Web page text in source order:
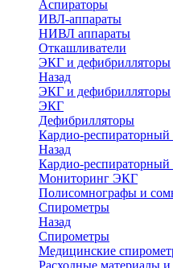
Аспираторы
ИВЛ-аппараты
НИВЛ аппараты
Откашливатели
ЭКГ и дефибрилляторы
Назад
ЭКГ и дефибрилляторы
ЭКГ
Дефибрилляторы
Кардио-
Назад
Кардио-
Мониторинг ЭКГ
Полисомнографы и
Спирометры
Назад
Спирометры
Медицинские
Расходные материалы и